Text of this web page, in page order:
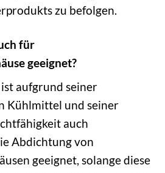
zu befolgen.
für
geeignet?
ist aufgrund seiner
Kühlmittel und seiner
auch
Abdichtung von
geeignet, solange diese